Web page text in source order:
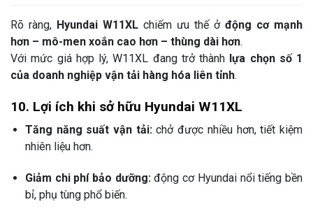
Rõ ràng, Hyundai W11XL chiếm ưu thế ở động cơ mạnh
hơn – mô-men xoắn cao hơn – thùng dài hơn.
Với mức giá hợp lý, W11XL đang trở thành lựa chọn số 1
của doanh nghiệp vận tải hàng hóa liên tỉnh.
10. Lợi ích khi sở hữu Hyundai W11XL
Tăng năng suất vận tải:chở được nhiều hơn, tiết kiệm
nhiên liệu hơn.
Giảm chi phí bảo dưỡng:động cơ Hyundai nổi tiếng bền
bỉ, phụ tùng phổ biến.